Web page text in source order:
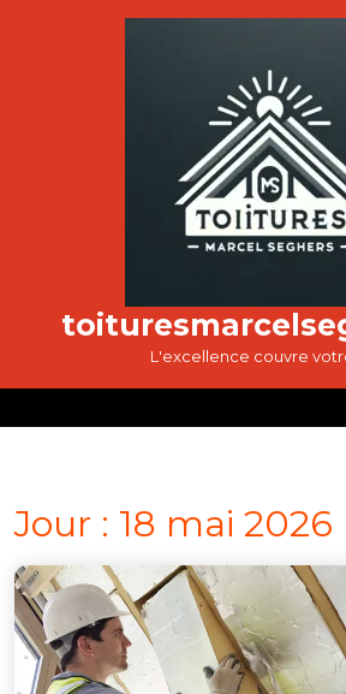
L'excellence couvre
Jour : 18 mai 2026